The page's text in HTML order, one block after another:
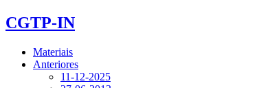
CGTP-IN
Materiais
Anteriores
11-12-2025